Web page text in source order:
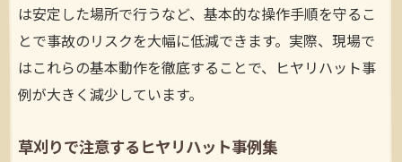
作業手順書をもとにした準備の進め方解説
草刈り時の障害物確認と安全確保の秘訣
草刈り作業範囲の下見と危険予知の流れ
は安定した場所で行うなど、基本的な操作手順を守るこ
とで事故のリスクを大幅に低減できます。実際、現場で
はこれらの基本動作を徹底することで、ヒヤリハット事
例が大きく減少しています。
草刈りで注意するヒヤリハット事例集